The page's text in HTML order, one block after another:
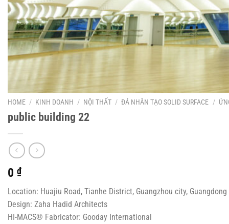
HOME / KINH DOANH / NỘI THẤT / ĐÁ NHÂN TẠO SOLID SURFACE /
public building 22
0 ₫
Location: Huajiu Road, Tianhe District, Guangzhou city,
Design: Zaha Hadid Architects
HI-MACS® Fabricator: Gooday International